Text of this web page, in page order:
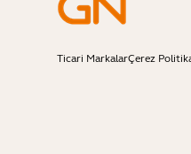
Ticari MarkalarÇerez